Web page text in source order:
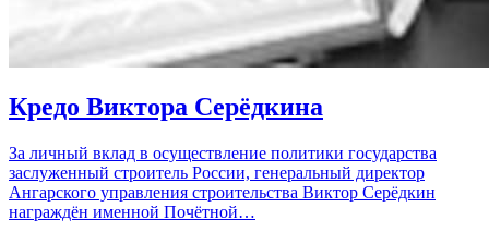
Кредо Виктора Серёдкина
За личный вклад в осуществление политики государства
заслуженный строитель России, генеральный директор
Ангарского управления строительства Виктор Серёдкин
награждён именной Почётной…